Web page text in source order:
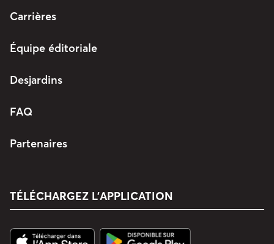
Carrières
Équipe éditoriale
Desjardins
FAQ
Partenaires
TÉLÉCHARGEZ L’APPLICATION